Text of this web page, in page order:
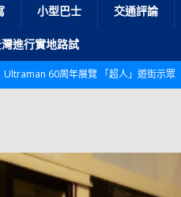
小型巴士 交通評論
進行實地路試
Ultraman 60周年展覽 「超人」遊街示眾
規格宇通旅遊巴士 – 榮利「樂園快線」仕様